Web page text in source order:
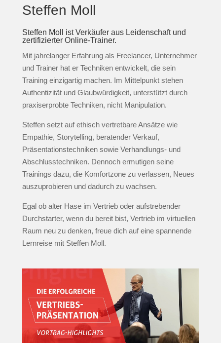
Steffen Moll
Steffen Moll ist Verkäufer aus Leidenschaft und
zertifizierter Online-Trainer.
Mit jahrelanger Erfahrung als Freelancer, Unternehmer
und Trainer hat er Techniken entwickelt, die sein
Training einzigartig machen. Im Mittelpunkt stehen
Authentizität und Glaubwürdigkeit, unterstützt durch
praxiserprobte Techniken, nicht Manipulation.
Steffen setzt auf ethisch vertretbare Ansätze wie
Empathie, Storytelling, beratender Verkauf,
Präsentationstechniken sowie Verhandlungs- und
Abschlusstechniken. Dennoch ermutigen seine
Trainings dazu, die Komfortzone zu verlassen, Neues
auszuprobieren und dadurch zu wachsen.
Egal ob alter Hase im Vertrieb oder aufstrebender
Durchstarter, wenn du bereit bist, Vertrieb im virtuellen
Raum neu zu denken, freue dich auf eine spannende
Lernreise mit Steffen Moll.